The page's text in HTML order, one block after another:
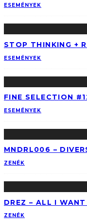
ESEMÉNYEK
STOP THINKING +
ESEMÉNYEK
FINE SELECTION
ESEMÉNYEK
MNDRL006 –
ZENÉK
DREZ – ALL I WANT
ZENÉK